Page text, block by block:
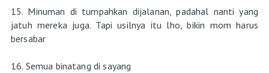
15. Minuman di tumpahkan dijalanan, padahal nanti yang
jatuh mereka juga. Tapi usilnya itu lho, bikin mom harus
bersabar
16. Semua binatang di sayang